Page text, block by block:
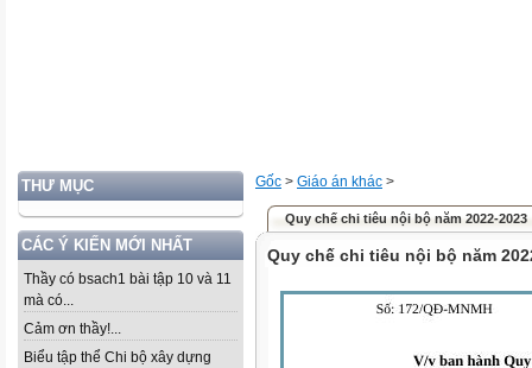
THƯ MỤC
CÁC Ý KIẾN MỚI NHẤT
Thầy có bsach1 bài tập 10 và 11
mà có...
Cảm ơn thầy!...
Biểu tập thể Chi bộ xây dựng
Gốc > Giáo án khác >
Quy chế chi tiêu nội bộ năm 2022-2023
Quy chế chi tiêu nội bộ năm